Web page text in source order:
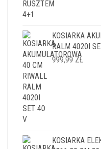
KOSIARKA
RALM 4020I
999,99ZŁ
KOSIARKA